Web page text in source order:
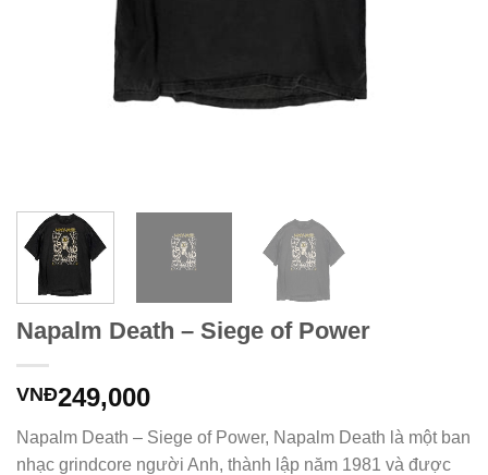
Napalm Death – Siege of Power
VNĐ249,000
Napalm Death – Siege of Power, Napalm Death là một ban
nhạc grindcore người Anh, thành lập năm 1981 và được